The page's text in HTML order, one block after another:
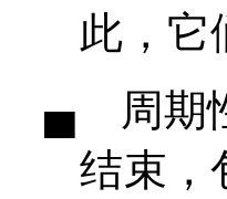
此，它
▄ 周期
结束，